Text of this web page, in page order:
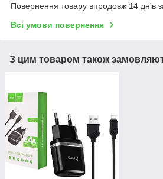
Повернення товару впродовж 14 днів
Всі умови повернення
З цим товаром також